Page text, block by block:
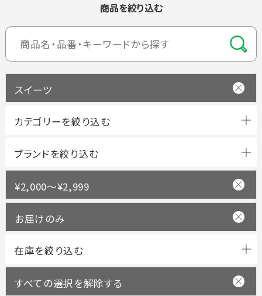
商品を絞り込む
スイーツ
ブランドを絞り込む
¥2,000～¥2,999
お届けのみ
すべての選択を解除する